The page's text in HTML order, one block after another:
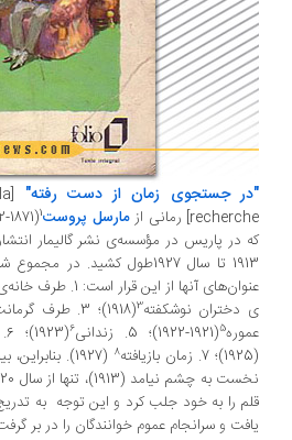
جستجوی زمان از دست رفته" [
a la
] رمانی ازمارسل پروست
در پاریس در مؤسسه‌­ی نشر گالیمار انتشار
1913 تا سال 1927طول کشید. در
آنها از این قرار است: 1. طرف خانه­‌ی سوان
نوشکفته3(1918)؛ 3. طرف گرمانت 4
(1921-1922)؛ 5. زندانی 6(1923)؛ 6. آلبرتین از دست رفته
8
(1927). بنابراین،
نخست به
را به خود جلب کرد و این توجه به تدریج که
و سرانجام عموم خوانندگان را در بر گرفت.